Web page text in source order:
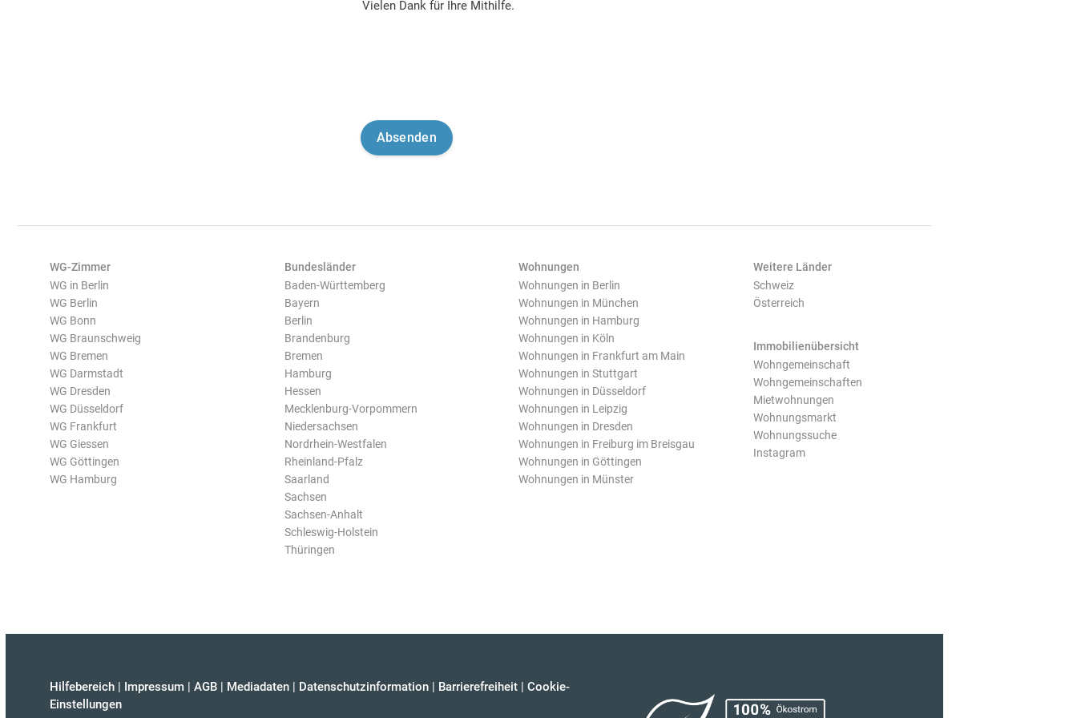
Vielen Dank für Ihre Mithilfe.
WG-Zimmer
WG in Berlin
WG Berlin
WG Bonn
WG Braunschweig
WG Bremen
WG Darmstadt
WG Dresden
WG Düsseldorf
WG Frankfurt
WG Giessen
WG Göttingen
WG Hamburg
Bundesländer
Baden-Württemberg
Bayern
Berlin
Brandenburg
Bremen
Hamburg
Hessen
Mecklenburg-Vorpommern
Niedersachsen
Nordrhein-Westfalen
Rheinland-Pfalz
Saarland
Sachsen
Sachsen-Anhalt
Schleswig-Holstein
Thüringen
Wohnungen
Wohnungen in Berlin
Wohnungen in München
Wohnungen in Hamburg
Wohnungen in Köln
Wohnungen in Frankfurt am Main
Wohnungen in Stuttgart
Wohnungen in Düsseldorf
Wohnungen in Leipzig
Wohnungen in Dresden
Wohnungen in Freiburg im Breisgau
Wohnungen in Göttingen
Wohnungen in Münster
Weitere Länder
Schweiz
Österreich
Immobilienübersicht
Wohngemeinschaft
Wohngemeinschaften
Mietwohnungen
Wohnungsmarkt
Wohnungssuche
Instagram
Hilfebereich | Impressum | AGB | Mediadaten | Datenschutzinformation | Barrierefreiheit | Cookie-
Einstellungen